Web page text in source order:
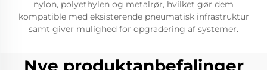
nylon, polyethylen og metalrør, hvilket gør dem
kompatible med eksisterende pneumatisk infrastruktur
samt giver mulighed for opgradering af systemer.
Nye produktanbefalinger